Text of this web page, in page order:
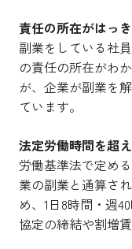
責任の所在がはっ
副業をしている社
の責任の所在がわ
が、企業が副業を
ています。
法定労働時間を超
労働基準法で定め
業の副業と通算さ
め、1日8時間・週
協定の締結や割増